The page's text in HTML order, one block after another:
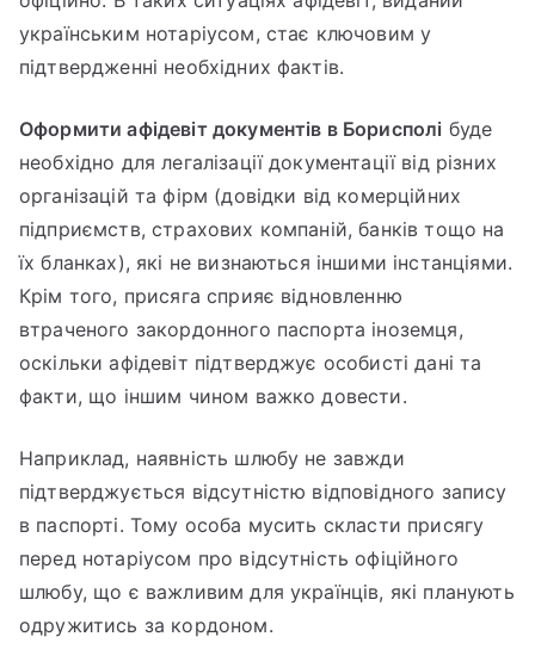
українським нотаріусом, стає ключовим у
підтвердженні необхідних фактів.
Оформити афідевіт документів в Борисполі буде
необхідно для легалізації документації від різних
організацій та фірм (довідки від комерційних
підприємств, страхових компаній, банків тощо на
їх бланках), які не визнаються іншими інстанціями.
Крім того, присяга сприяє відновленню
втраченого закордонного паспорта іноземця,
оскільки афідевіт підтверджує особисті дані та
факти, що іншим чином важко довести.
Наприклад, наявність шлюбу не завжди
підтверджується відсутністю відповідного запису
в паспорті. Тому особа мусить скласти присягу
перед нотаріусом про відсутність офіційного
шлюбу, що є важливим для українців, які планують
одружитись за кордоном.